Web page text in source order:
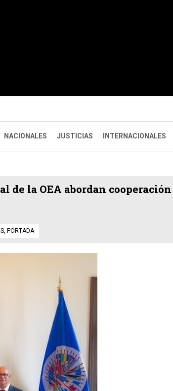
NACIONALES JUSTICIAS INTERNACIONALES
de la OEA abordan cooperación
PORTADA